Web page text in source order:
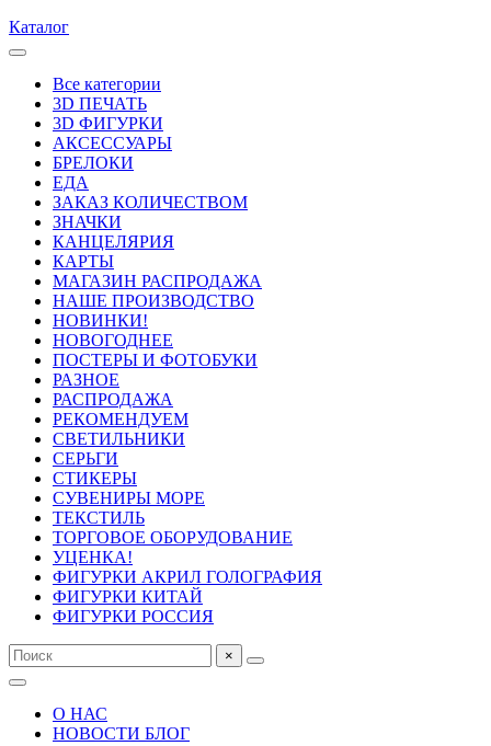
Каталог
Все категории
3D ПЕЧАТЬ
3D ФИГУРКИ
АКСЕССУАРЫ
БРЕЛОКИ
ЕДА
ЗАКАЗ КОЛИЧЕСТВОМ
ЗНАЧКИ
КАНЦЕЛЯРИЯ
КАРТЫ
МАГАЗИН РАСПРОДАЖА
НАШЕ ПРОИЗВОДСТВО
НОВИНКИ!
НОВОГОДНЕЕ
ПОСТЕРЫ И ФОТОБУКИ
РАЗНОЕ
РАСПРОДАЖА
РЕКОМЕНДУЕМ
СВЕТИЛЬНИКИ
СЕРЬГИ
СТИКЕРЫ
СУВЕНИРЫ МОРЕ
ТЕКСТИЛЬ
ТОРГОВОЕ ОБОРУДОВАНИЕ
УЦЕНКА!
ФИГУРКИ АКРИЛ ГОЛОГРАФИЯ
ФИГУРКИ КИТАЙ
ФИГУРКИ РОССИЯ
×
О НАС
НОВОСТИ БЛОГ